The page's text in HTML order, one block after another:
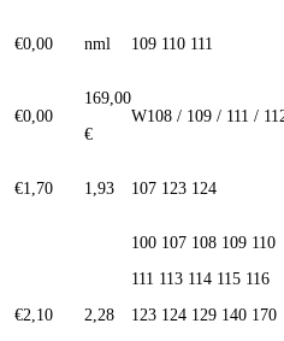
€0,00 nml 109 110 111
€0,00
169,00
€
W108 / 109 / 111 /
€1,70 1,93 107 123 124
€2,10 2,28
100 107 108 109 110
111 113 114 115 116
123 124 129 140 170